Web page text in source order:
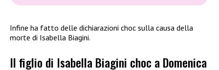
Infine ha fatto delle dichiarazioni choc sulla causa della
morte di Isabella Biagini.
Il figlio di Isabella Biagini choc a Domenica